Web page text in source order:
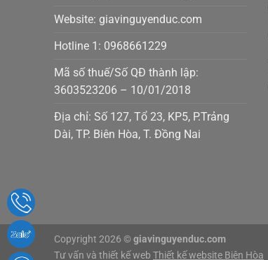
Website: giavinguyenduc.com
Hotline 1: 0968661229
Mã số thuế/Số QĐ thành lập:
3603523206 – 10/01/2018
Địa chỉ: Số 127, Tổ 23, KP5, P.Trảng
Dài, TP. Biên Hòa, T. Đồng Nai
Copyright 2026 © giavinguyenduc.com
Tư vấn và thiết kế web Thiết kế website Biên Hòa